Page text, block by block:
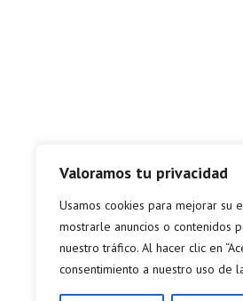
Valoramos tu privacidad
Usamos cookies para mejorar su
mostrarle anuncios o contenidos
nuestro tráfico. Al hacer clic en
consentimiento a nuestro uso de